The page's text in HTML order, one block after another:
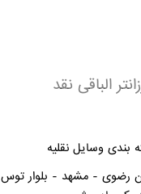
الباقی نقد
بندی وسایل نقلیه
رضوی - مشهد - بلوار توس